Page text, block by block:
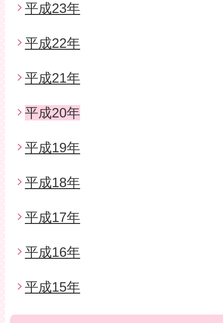
平成23年
平成22年
平成21年
平成20年
平成19年
平成18年
平成17年
平成16年
平成15年